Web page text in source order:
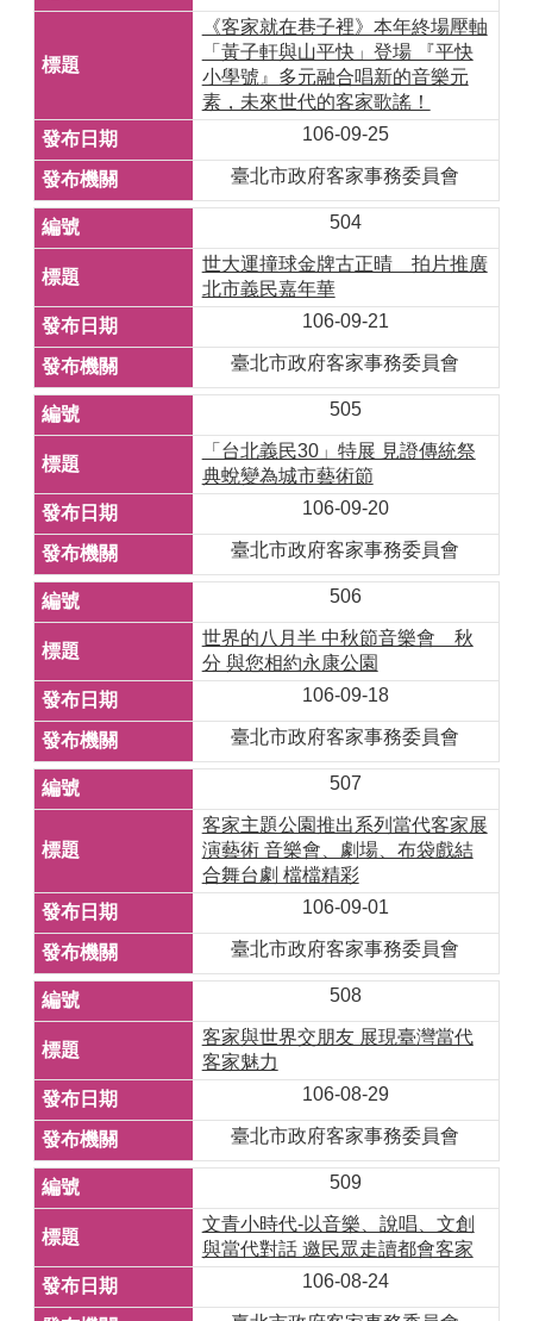
《客家就在巷子裡》本年終場壓軸
「黃子軒與山平快」登場 『平快
小學號』多元融合唱新的音樂元
素，未來世代的客家歌謠！
106-09-25
臺北市政府客家事務委員會
504
世大運撞球金牌古正晴 拍片推廣
北市義民嘉年華
106-09-21
臺北市政府客家事務委員會
505
「台北義民30」特展 見證傳統祭
典蛻變為城市藝術節
106-09-20
臺北市政府客家事務委員會
506
世界的八月半 中秋節音樂會 秋
分 與您相約永康公園
106-09-18
臺北市政府客家事務委員會
507
客家主題公園推出系列當代客家展
演藝術 音樂會、劇場、布袋戲結
合舞台劇 檔檔精彩
106-09-01
臺北市政府客家事務委員會
508
客家與世界交朋友 展現臺灣當代
客家魅力
106-08-29
臺北市政府客家事務委員會
509
文青小時代-以音樂、說唱、文創
與當代對話 邀民眾走讀都會客家
106-08-24